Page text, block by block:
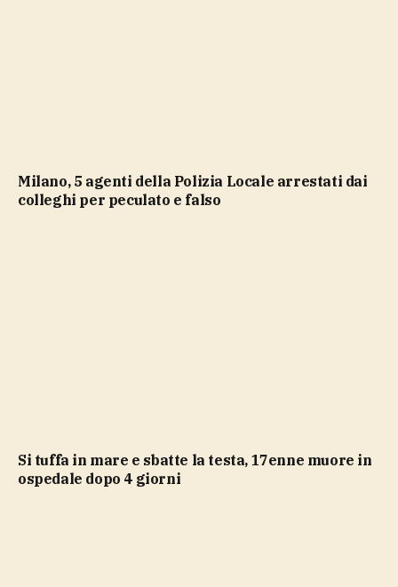
Milano, 5 agenti della Polizia Locale arrestati dai
colleghi per peculato e falso
Si tuffa in mare e sbatte la testa, 17enne muore in
ospedale dopo 4 giorni